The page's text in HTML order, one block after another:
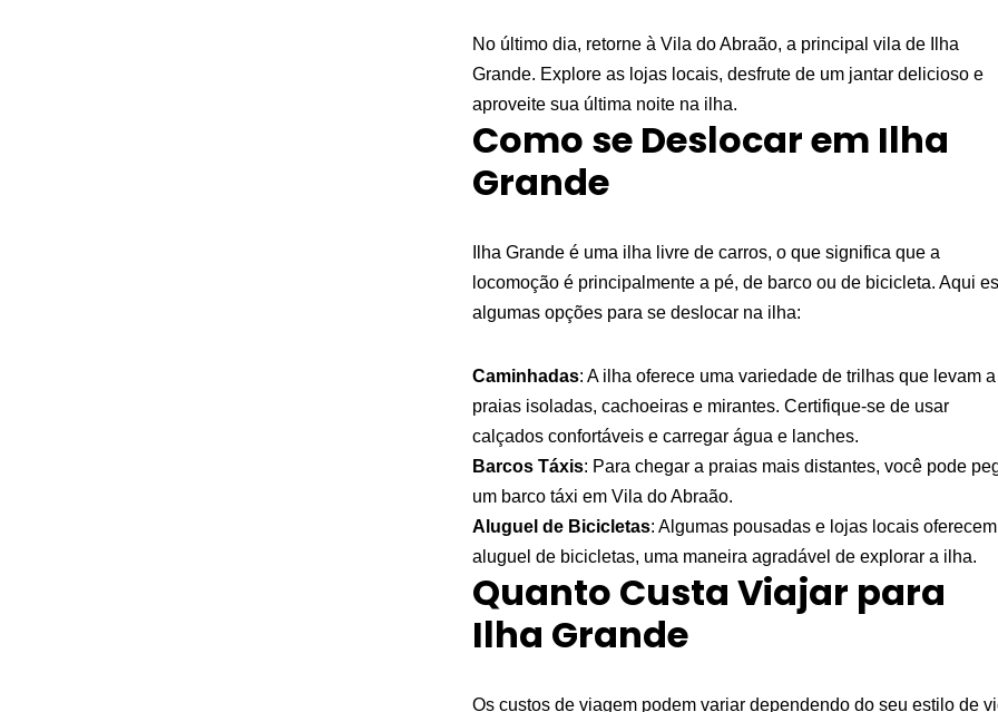
No último dia, retorne à Vila do Abraão, a principal vila de Ilha
Grande. Explore as lojas locais, desfrute de um jantar delicioso e
aproveite sua última noite na ilha.
Como se Deslocar em Ilha
Grande
Ilha Grande é uma ilha livre de carros, o que significa que a
locomoção é principalmente a pé, de barco ou de bicicleta. Aqui
algumas opções para se deslocar na ilha:
Caminhadas: A ilha oferece uma variedade de trilhas que levam a
praias isoladas, cachoeiras e mirantes. Certifique-se de usar
calçados confortáveis e carregar água e lanches.
Barcos Táxis: Para chegar a praias mais distantes, você pode
um barco táxi em Vila do Abraão.
Aluguel de Bicicletas: Algumas pousadas e lojas locais oferecem
aluguel de bicicletas, uma maneira agradável de explorar a ilha.
Quanto Custa Viajar para
Ilha Grande
Os custos de viagem podem variar dependendo do seu estilo de